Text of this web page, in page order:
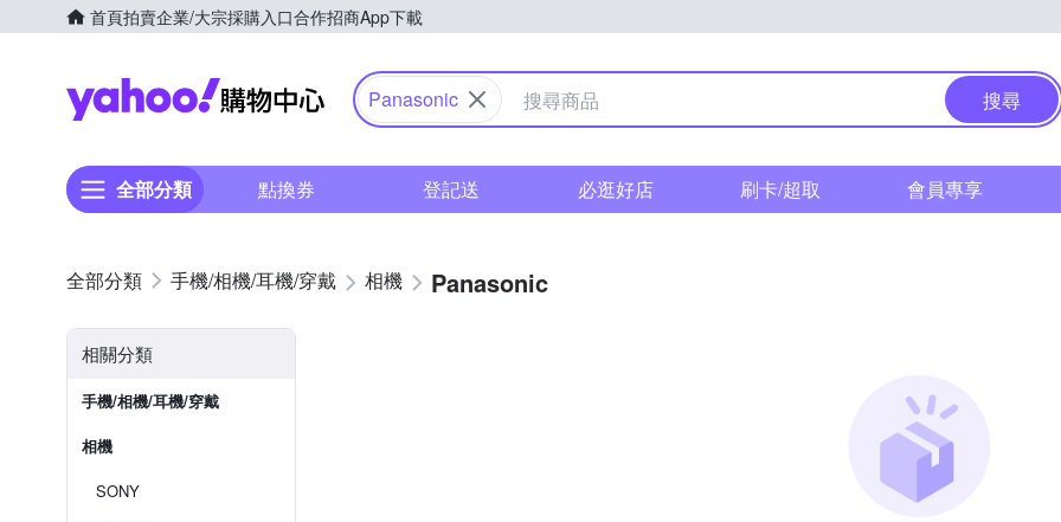
首頁拍賣企業/大宗採購入口合作招商App下載
Yahoo購物中心
Panasonic 搜尋
全部分類 點換券 登記送 必逛好店 刷卡/超取 會員專享
手機/相機/耳機/穿戴 相機 Panasonic
相關分類
手機/相機/耳機/穿戴
相機
SONY